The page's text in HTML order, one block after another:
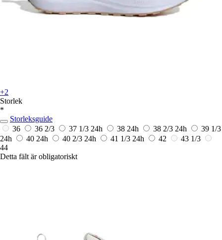
+2
Storlek
*
Storleksguide
36
36 2/3 37 1/3 24h 38 24h 38 2/3 24h
39 1/3
24h
40 24h 40 2/3 24h 41 1/3 24h 42
43 1/3
44
Detta fält är obligatoriskt